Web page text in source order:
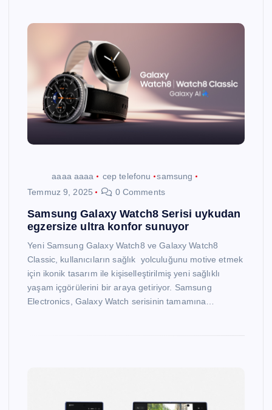
aaaa aaaa cep telefonu
samsung
Temmuz 9, 2025
0 Comments
Samsung Galaxy Watch8 Serisi uykudan
egzersize ultra konfor sunuyor
Yeni Samsung Galaxy Watch8 ve Galaxy Watch8
Classic, kullanıcıların sağlık yolculuğunu motive etmek
için ikonik tasarım ile kişiselleştirilmiş yeni sağlıklı
yaşam içgörülerini bir araya getiriyor. Samsung
Electronics, Galaxy Watch serisinin tamamına…